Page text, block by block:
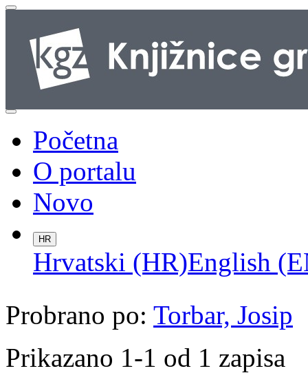
Početna
O portalu
Novo
HR
Hrvatski (HR)English
Probrano po: Torbar, Josip
Prikazano 1-1 od 1 zapisa